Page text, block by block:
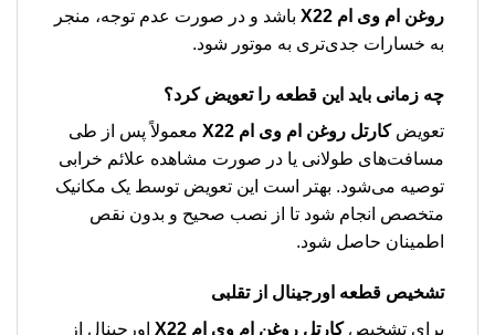
روغن ام وی ام X22
باشد و در صورت عدم توجه، منجر
به خسارات جدی‌تری به موتور شود.
چه زمانی باید این قطعه را تعویض کرد؟
تعویضكارتل روغن ام وی ام X22
معمولاً پس از طی
مسافت‌های طولانی یا در صورت مشاهده علائم خرابی
توصیه می‌شود. بهتر است این تعویض توسط یک مکانیک
متخصص انجام شود تا از نصب صحیح و بدون نقص
اطمینان حاصل شود.
تشخیص قطعه اورجینال از تقلبی
برای تشخیصكارتل روغن ام وی ام X22 اورجینال از